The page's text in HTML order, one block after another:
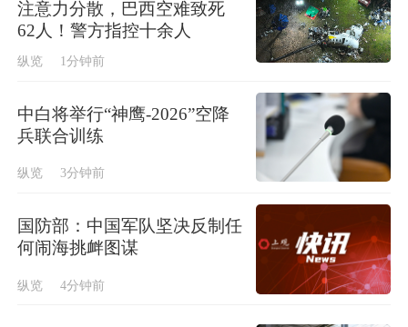
注意力分散，巴西空难致死
62人！警方指控十余人
纵览 1分钟前
中白将举行“神鹰-2026”空降
兵联合训练
纵览 3分钟前
国防部：中国军队坚决反制任
何闹海挑衅图谋
纵览 4分钟前